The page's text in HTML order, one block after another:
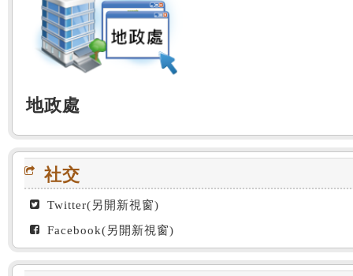
地政處
社交
Twitter(另開新視窗)
Facebook(另開新視窗)